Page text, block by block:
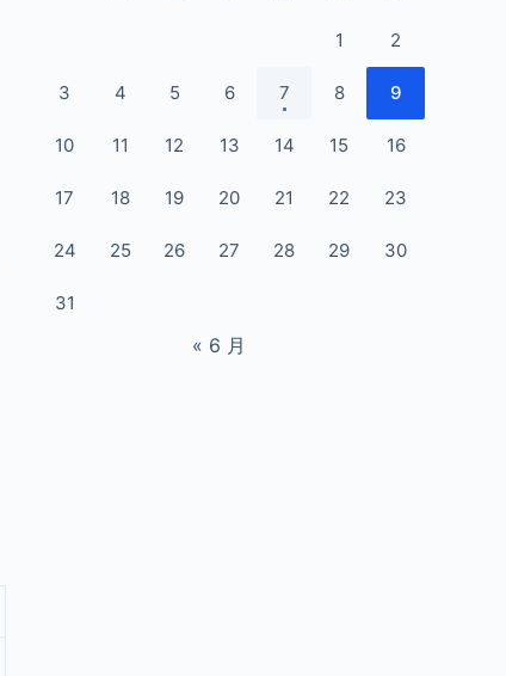
1 2
3 4 5 6 7 8 9
10 11 12 13 14 15 16
17 18 19 20 21 22 23
24 25 26 27 28 29 30
31
« 6 月